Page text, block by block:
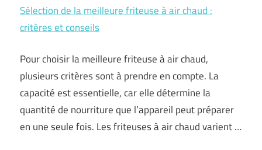
Sélection de la meilleure friteuse à air chaud :
critères et conseils
Pour choisir la meilleure friteuse à air chaud,
plusieurs critères sont à prendre en compte. La
capacité est essentielle, car elle détermine la
quantité de nourriture que l’appareil peut préparer
en une seule fois. Les friteuses à air chaud varient …